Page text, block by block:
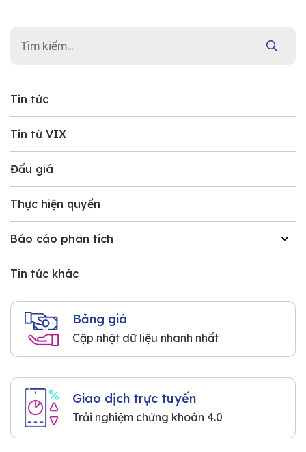
Tin tức
Tin từ VIX
Đấu giá
Thực hiện quyền
Báo cáo phân tích
Tin tức khác
Bảng giá
Cập nhật dữ liệu nhanh nhất
Giao dịch trực tuyến
Trải nghiệm chứng khoán 4.0